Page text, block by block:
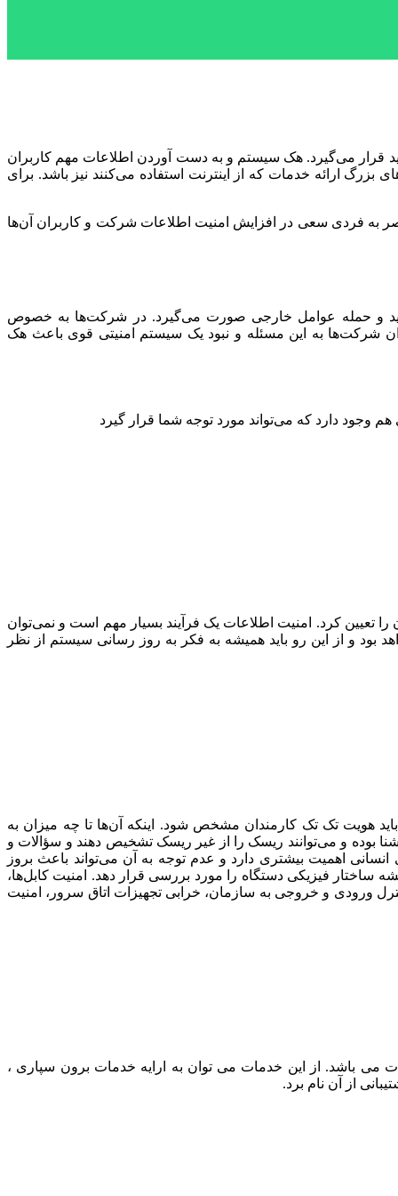
قرار می‌گیرد. هک سیستم و به دست آوردن اطلاعات مهم کاربران
ارائه خدمات که از اینترنت استفاده می‌کنند نیز باشد. برای
به فردی سعی در افزایش امنیت اطلاعات شرکت و کاربران آن‌ها
و حمله عوامل خارجی صورت می‌گیرد. در شرکت‌ها به خصوص
شرکت‌ها به این مسئله و نبود یک سیستم امنیتی قوی باعث هک
وجود دارد که می‌تواند مورد توجه شما قرار گیرد
تعیین کرد. امنیت اطلاعات یک فرآیند بسیار مهم است و نمی‌توان
بود و از این رو باید همیشه به فکر به روز رسانی سیستم از نظر
هویت تک تک کارمندان مشخص شود. اینکه آن‌ها تا چه میزان به
بوده و می‌توانند ریسک را از غیر ریسک تشخیص دهند و سؤالات و
اهمیت بیشتری دارد و عدم توجه به آن می‌تواند باعث بروز
فیزیکی دستگاه را مورد بررسی قرار دهد. امنیت کابل‌ها،
ورودی و خروجی به سازمان، خرابی تجهیزات اتاق سرور، امنیت
می باشد. از این خدمات می توان به ارایه خدمات برون سپاری ،
از آن نام برد.